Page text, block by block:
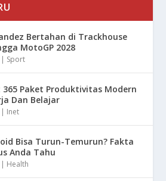
Bertahan di Trackhouse
MotoGP 2028
| Sport
Paket Produktivitas Modern
Dan Belajar
| Inet
Bisa Turun-Temurun? Fakta
Anda Tahu
| Health